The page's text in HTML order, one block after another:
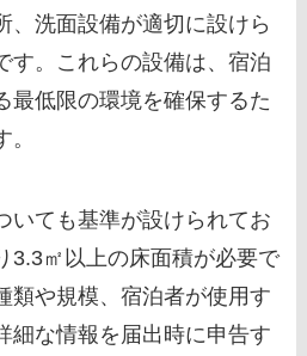
、洗面設備が適切に設けら
す。これらの設備は、宿泊
最低限の環境を確保するた
いても基準が設けられてお
3.3㎡以上の床面積が必要で
類や規模、宿泊者が使用す
細な情報を届出時に申告す